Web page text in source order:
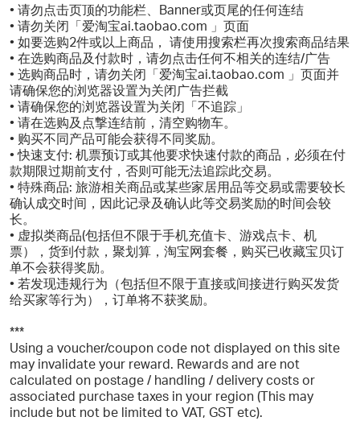
• 请勿点击页顶的功能栏、Banner或页尾的任何连结
• 请勿关闭「爱淘宝ai.taobao.com 」页面
• 如要选购2件或以上商品， 请使用搜索栏再次搜索商品结果
• 在选购商品及付款时，请勿点击任何不相关的连结/广告
• 选购商品时，请勿关闭「爱淘宝ai.taobao.com 」页面并
请确保您的浏览器设置为关闭广告拦截
• 请确保您的浏览器设置为关闭「不追踪」
• 请在选购及点撃连结前，清空购物车。
• 购买不同产品可能会获得不同奖励。
• 快速支付: 机票预订或其他要求快速付款的商品，必须在付
款期限过期前支付，否则可能无法追踪此交易。
• 特殊商品: 旅游相关商品或某些家居用品等交易或需要较长
确认成交时间，因此记录及确认此等交易奖励的时间会较
长。
• 虚拟类商品(包括但不限于手机充值卡、游戏点卡、机
票），货到付款，聚划算，淘宝网套餐，购买已收藏宝贝订
单不会获得奖励。
• 若发现违规行为（包括但不限于直接或间接进行购买发货
给买家等行为），订单将不获奖励。
***
Using a voucher/coupon code not displayed on this site
may invalidate your reward. Rewards and are not
calculated on postage / handling / delivery costs or
associated purchase taxes in your region (This may
include but not be limited to VAT, GST etc).